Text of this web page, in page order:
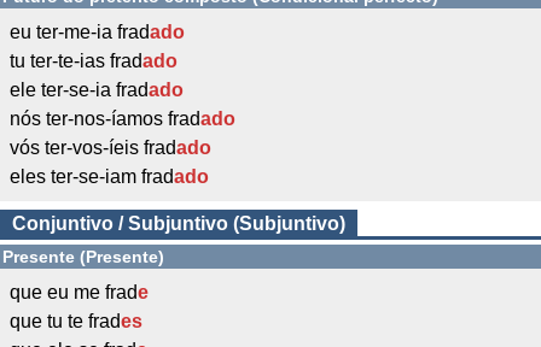
eu ter-me-ia fradado
tu ter-te-ias fradado
ele ter-se-ia fradado
nós ter-nos-íamos fradado
vós ter-vos-íeis fradado
eles ter-se-iam fradado
Conjuntivo / Subjuntivo (Subjuntivo)
Presente (Presente)
que eu me frade
que tu te frades